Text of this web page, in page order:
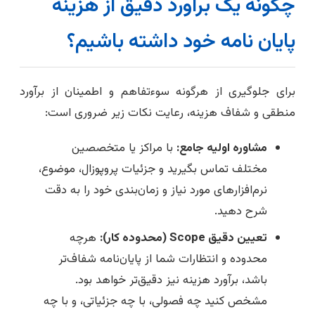
پایان نامه خود داشته باشیم؟
برای جلوگیری از هرگونه سوءتفاهم و اطمینان از برآورد
منطقی و شفاف هزینه، رعایت نکات زیر ضروری است:
مشاوره اولیه جامع: با مراکز یا متخصصین
مختلف تماس بگیرید و جزئیات پروپوزال، موضوع،
نرم‌افزارهای مورد نیاز و زمان‌بندی خود را به دقت
شرح دهید.
تعیین دقیق Scope (محدوده کار):
هرچه
محدوده و انتظارات شما از پایان‌نامه شفاف‌تر
باشد، برآورد هزینه نیز دقیق‌تر خواهد بود.
مشخص کنید چه فصولی، با چه جزئیاتی، و با چه